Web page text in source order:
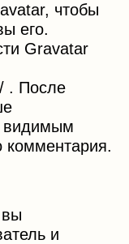
чтобы
его.
Gravatar
. После
видимым
комментария.
и